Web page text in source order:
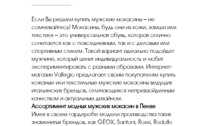
Если Вы решили купить мужские мокасины – не
сомневайтесь! Мокасины, будь они из кожи, замши или
текстиля – это универсальная обувь, которая отлично
сочетается как с повседневным, так и с деловым или
спортивным стилем. Такой вариант идеально подойдет
мужчине, который ценит индивидуальность и любит
экспериментировать с разными образами. Интернет-
магазин Vallegio предлагает своим покупателям купить
кожаные или текстильные мужские мокасины ведущих
итальянских брендов, отличающихся непревзойденным
качеством и актуальным дизайном.
Ассортимент модных мужских мокасин в Пензе
Имея в своем гардеробе модели производства таких
знаменитых брендов, как GEOX, Santoni, Rossi, Rodolfo